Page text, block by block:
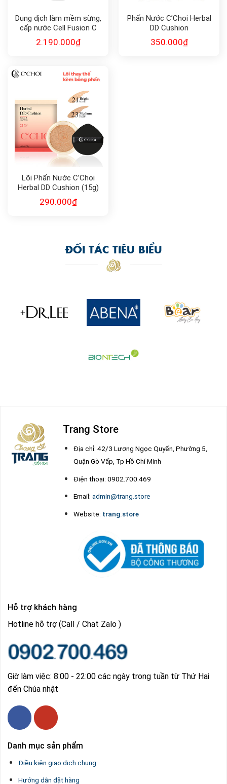
Dung dịch làm mềm sừng,
cấp nước Cell Fusion C
Expert TA TONING
BOOSTER
2.190.000₫
Phấn Nước C’Choi Herbal
DD Cushion
350.000₫
Lõi Phấn Nước C’Choi
Herbal DD Cushion (15g)
SPF 50
290.000₫
ĐỐI TÁC TIÊU BIỂU
Trang Store
Địa chỉ: 42/3 Lương Ngọc Quyến, Phường 5,
Quận Gò Vấp, Tp Hồ Chí Minh
Điện thoại: 0902.700.469
Email:admin@trang.store
Website: trang.store
Hỗ trợ khách hàng
Hotline hỗ trợ (Call / Chat Zalo )
Giờ làm việc: 8:00 - 22:00 các ngày trong tuần từ Thứ Hai
đến Chúa nhật
Danh mục sản phẩm
Điều kiện giao dịch chung
Hướng dẫn đặt hàng